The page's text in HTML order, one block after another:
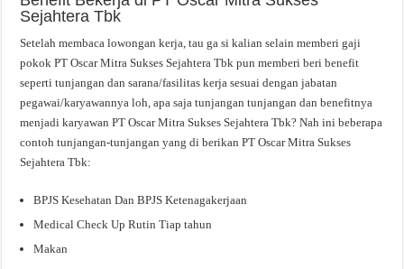
Sejahtera Tbk
Setelah membaca lowongan kerja, tau ga si kalian selain memberi gaji
pokok PT Oscar Mitra Sukses Sejahtera Tbk pun memberi beri benefit
seperti tunjangan dan sarana/fasilitas kerja sesuai dengan jabatan
pegawai/karyawannya loh, apa saja tunjangan tunjangan dan benefitnya
menjadi karyawan PT Oscar Mitra Sukses Sejahtera Tbk? Nah ini beberapa
contoh tunjangan-tunjangan yang di berikan PT Oscar Mitra Sukses
Sejahtera Tbk:
BPJS Kesehatan Dan BPJS Ketenagakerjaan
Medical Check Up Rutin Tiap tahun
Makan